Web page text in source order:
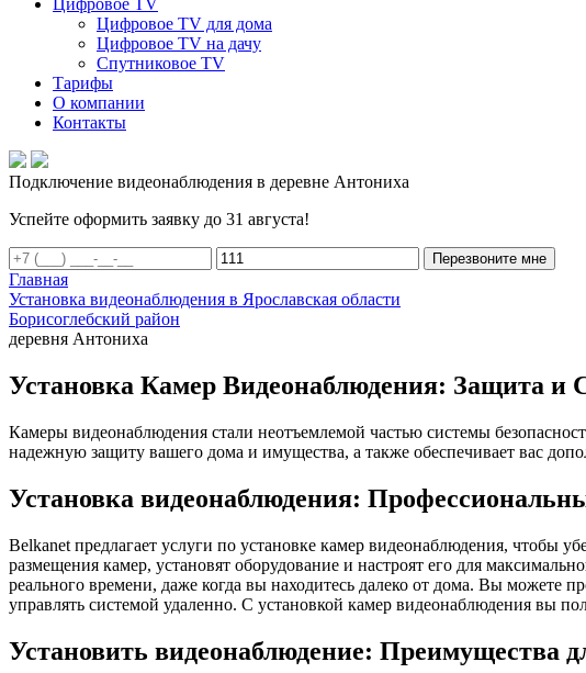
Цифровое TV
Цифровое TV для дома
Цифровое TV на дачу
Спутниковое TV
Тарифы
О компании
Контакты
Подключение видеонаблюдения в деревне Антониха
Успейте оформить заявку до 31 августа!
Перезвоните мне
Главная
Установка видеонаблюдения в Ярославская области
Борисоглебский район
деревня Антониха
Установка Камер Видеонаблюдения: Защита и
Камеры видеонаблюдения стали неотъемлемой частью системы
надежную защиту вашего дома и имущества, а также обеспечивает вас
Установка видеонаблюдения:
Belkanet предлагает услуги по установке камер видеонаблюдения, чтобы
размещения камер, установят оборудование и настроят его для
реального времени, даже когда вы находитесь далеко от дома. Вы можете
управлять системой удаленно. С установкой камер видеонаблюдения вы
Установить видеонаблюдение: Преимущества